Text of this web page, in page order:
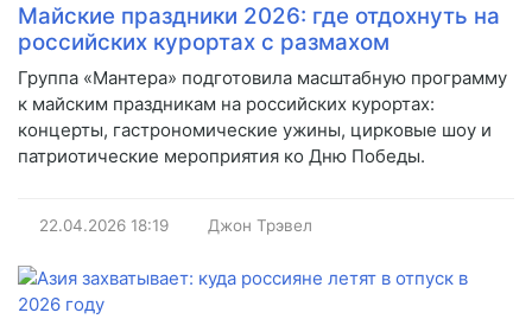
Майские праздники 2026: где отдохнуть на
российских курортах с размахом
Группа «Мантера» подготовила масштабную программу
к майским праздникам на российских курортах:
концерты, гастрономические ужины, цирковые шоу и
патриотические мероприятия ко Дню Победы.
22.04.2026 18:19 Джон Трэвел